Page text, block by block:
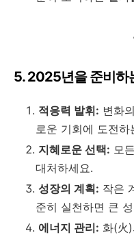
5. 2025년을 준비하
적응력 발휘: 변화
로운 기회에 도전
지혜로운 선택: 모
대처하세요.
성장의 계획: 작은
준히 실천하면 큰
에너지 관리: 화(火